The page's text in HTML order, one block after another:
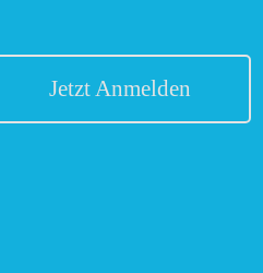
Jetzt Anmelden